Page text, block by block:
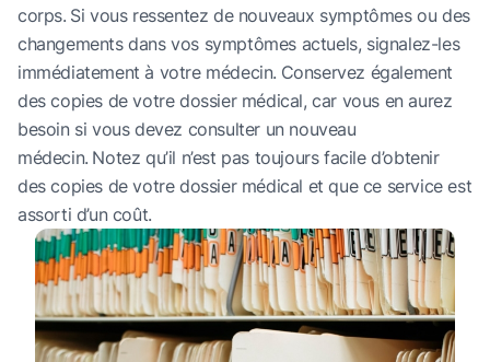
corps. Si vous ressentez de nouveaux symptômes ou des
changements dans vos symptômes actuels, signalez-les
immédiatement à votre médecin. Conservez également
des copies de votre dossier médical, car vous en aurez
besoin si vous devez consulter un nouveau
médecin. Notez qu’il n’est pas toujours facile d’obtenir
des copies de votre dossier médical et que ce service est
assorti d’un coût.